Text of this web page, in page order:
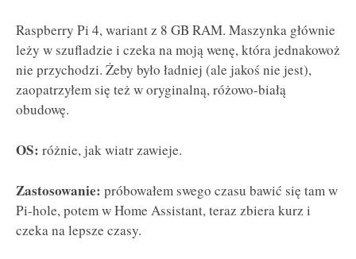
Raspberry Pi 4, wariant z 8 GB RAM. Maszynka głównie
leży w szufladzie i czeka na moją wenę, która jednakowoż
nie przychodzi. Żeby było ładniej (ale jakoś nie jest),
zaopatrzyłem się też w oryginalną, różowo-białą
obudowę.
OS: różnie, jak wiatr zawieje.
Zastosowanie: próbowałem swego czasu bawić się tam w
Pi-hole, potem w Home Assistant, teraz zbiera kurz i
czeka na lepsze czasy.